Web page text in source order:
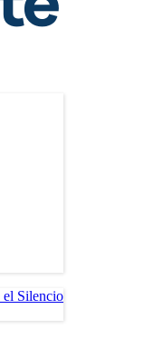
el Silencio